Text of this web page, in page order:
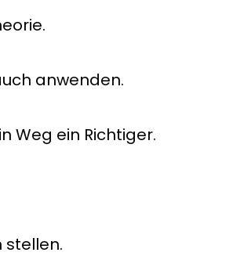
anwenden.
Weg ein Richtiger.
stellen.